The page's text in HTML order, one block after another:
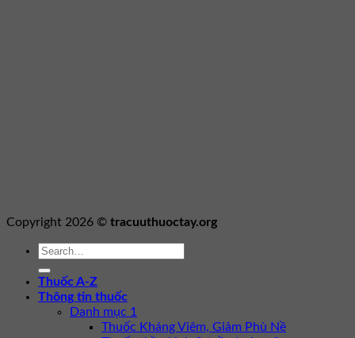
Copyright 2026 © tracuuthuoctay.org
Thuốc A-Z
Thông tin thuốc
Danh mục 1
Thuốc Kháng Viêm, Giảm Phù Nề